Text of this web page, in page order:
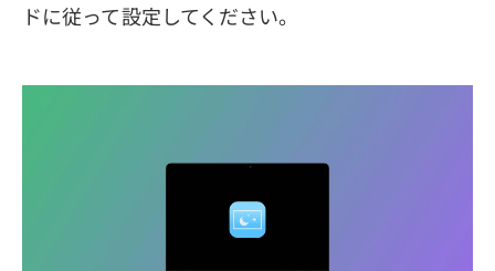
ドに従って設定してください。